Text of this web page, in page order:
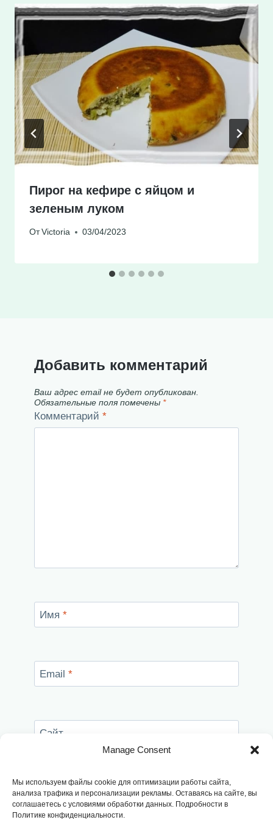
Manage Consent
Мы используем файлы cookie для оптимизации работы сайта,
анализа трафика и персонализации рекламы. Оставаясь на сайте, вы
соглашаетесь с условиями обработки данных. Подробности в
Политике конфиденциальности.
Пирог на кефире с яйцом и
зеленым луком
От Victoria 03/04/2023
Добавить комментарий
Ваш адрес email не будет опубликован.
Обязательные поля помечены *
Комментарий *
Имя *
Email *
Сайт
этом браузере для последующих моих
комментариев.